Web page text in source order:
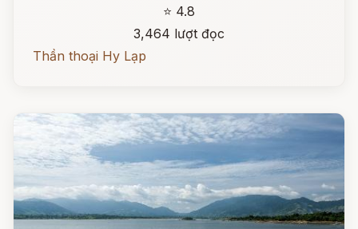
⭐ 4.8
3,464 lượt đọc
Thần thoại Hy Lạp